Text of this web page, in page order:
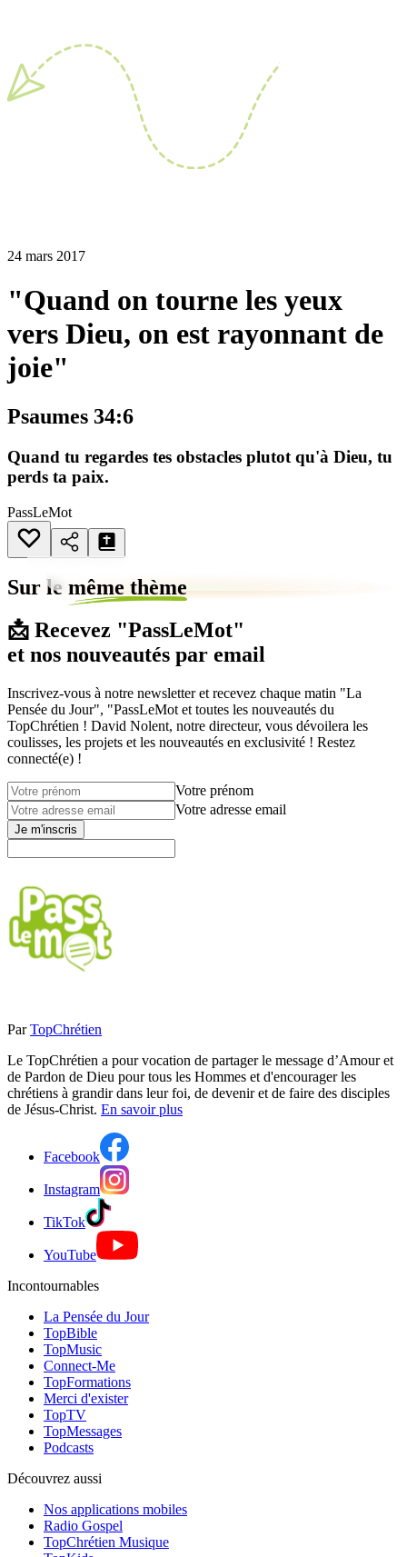
24 mars 2017
"Quand on tourne les yeux
vers Dieu, on est rayonnant de
joie"
Psaumes 34:6
Quand tu regardes tes obstacles plutot qu'à Dieu, tu
perds ta paix.
PassLeMot
Sur le même thème
📩 Recevez "PassLeMot"
et nos nouveautés par email
Inscrivez-vous à notre newsletter et recevez chaque matin "La
Pensée du Jour", "PassLeMot et toutes les nouveautés du
TopChrétien ! David Nolent, notre directeur, vous dévoilera les
coulisses, les projets et les nouveautés en exclusivité ! Restez
connecté(e) !
Votre prénom
Votre adresse email
Je m'inscris
Par TopChrétien
Le TopChrétien a pour vocation de partager le message d’Amour et
de Pardon de Dieu pour tous les Hommes et d'encourager les
chrétiens à grandir dans leur foi, de devenir et de faire des disciples
de Jésus-Christ. En savoir plus
Facebook
Instagram
TikTok
YouTube
Incontournables
La Pensée du Jour
TopBible
TopMusic
Connect-Me
TopFormations
Merci d'exister
TopTV
TopMessages
Podcasts
Découvrez aussi
Nos applications mobiles
Radio Gospel
TopChrétien Musique